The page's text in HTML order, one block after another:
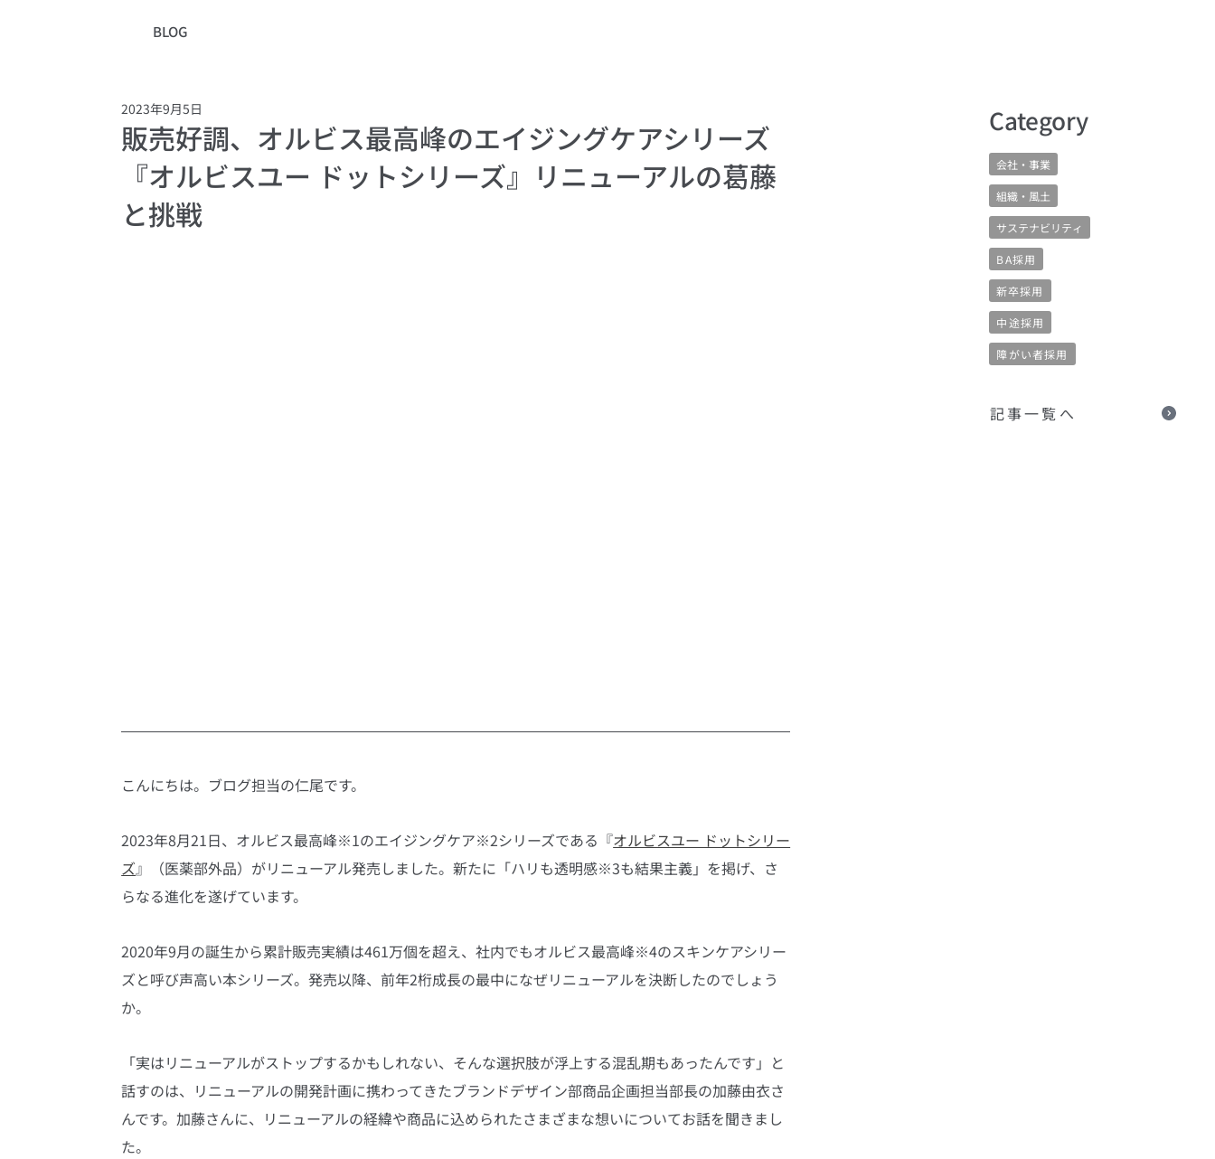
BLOG
​Category
会社・事業
組織・風土
サステナビリティ
BA採用
新卒採用
中途採用
障がい者採用
記事一覧へ
販売好調、オルビス最高峰のエイジングケアシリーズ
『オルビスユー ドットシリーズ』リニューアルの葛藤
と挑戦
2023年9月5日
こんにちは。ブログ担当の仁尾です。
2023年8月21日、オルビス最高峰※1のエイジングケア※2シリーズである『オルビスユー ドットシリー
ズ』（医薬部外品）がリニューアル発売しました。新たに「ハリも透明感※3も結果主義」を掲げ、さ
らなる進化を遂げています。
2020年9月の誕生から累計販売実績は461万個を超え、社内でもオルビス最高峰※4のスキンケアシリー
ズと呼び声高い本シリーズ。発売以降、前年2桁成長の最中になぜリニューアルを決断したのでしょう
か。
「実はリニューアルがストップするかもしれない、そんな選択肢が浮上する混乱期もあったんです」と
話すのは、リニューアルの開発計画に携わってきたブランドデザイン部商品企画担当部長の加藤由衣さ
んです。加藤さんに、リニューアルの経緯や商品に込められたさまざまな想いについてお話を聞きまし
た。